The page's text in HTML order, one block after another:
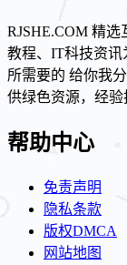
RJSHE.COM 精
教程、IT科技资
所需要的 给你我
供绿色资源，经验
帮助中心
免责声明
隐私条款
版权DMCA
网站地图